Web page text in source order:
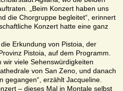
„Beim Konzert haben uns
die Chorgruppe begleitet“, erinnert
Konzert hatte eine ganz
Erkundung von Pistoia, der
Pistoia, auf dem Programm.
wir viele Sehenswürdigkeiten
von San Zeno, und danach
gegangen“, erzählt Jacqueline.
– dieses Mal in Montale selbst